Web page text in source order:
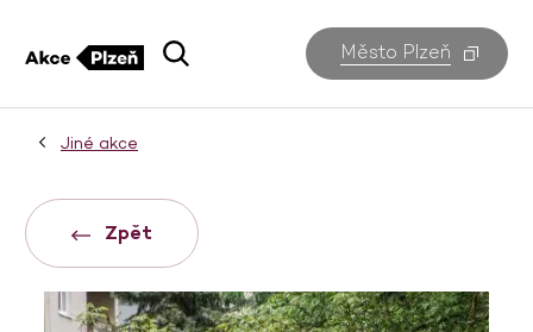
Město Plzeň
Jiné akce
Zpět